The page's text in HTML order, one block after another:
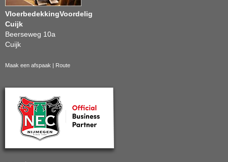
VloerbedekkingVoordelig
Cuijk
Beerseweg 10a
Cuijk
Maak een afspaak | Route